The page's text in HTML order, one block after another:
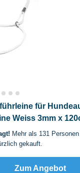
für
Weiss 3mm x
Mehr als 131
gekauft.
Zum Angebot